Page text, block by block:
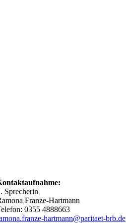
Sprecherin
Franze-Hartmann
0355 4888663
hartmann@paritaet-brb.de